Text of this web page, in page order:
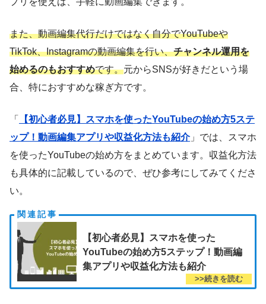
また、動画編集代行だけではなく自分でYouTubeや
TikTok、Instagramの動画編集を行い、チャンネル運用を
始めるのもおすすめです。元からSNSが好きだという場
合、特におすすめな稼ぎ方です。
「
【初心者必見】スマホを使ったYouTubeの始め方5ステ
ップ！動画編集アプリや収益化方法も紹介」では、スマホ
を使ったYouTubeの始め方をまとめています。収益化方法
も具体的に記載しているので、ぜひ参考にしてみてくださ
い。
【初心者必見】スマホを使った
YouTubeの始め方5ステップ！動画編
集アプリや収益化方法も紹介